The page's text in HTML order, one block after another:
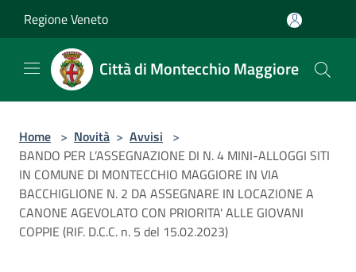
Regione Veneto
Città di Montecchio Maggiore
Home > Novità > Avvisi >
BANDO PER L’ASSEGNAZIONE DI N. 4 MINI-ALLOGGI SITI
IN COMUNE DI MONTECCHIO MAGGIORE IN VIA
BACCHIGLIONE N. 2 DA ASSEGNARE IN LOCAZIONE A
CANONE AGEVOLATO CON PRIORITA' ALLE GIOVANI
COPPIE (RIF. D.C.C. n. 5 del 15.02.2023)